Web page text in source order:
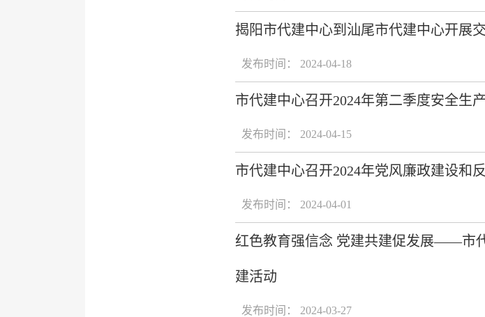
揭阳市代建中心到汕尾市代建中心开展
发布时间： 2024-04-18
市代建中心召开2024年第二季度安全生
发布时间： 2024-04-15
市代建中心召开2024年党风廉政建设和
发布时间： 2024-04-01
红色教育强信念 党建共建促发展——市
建活动
发布时间： 2024-03-27